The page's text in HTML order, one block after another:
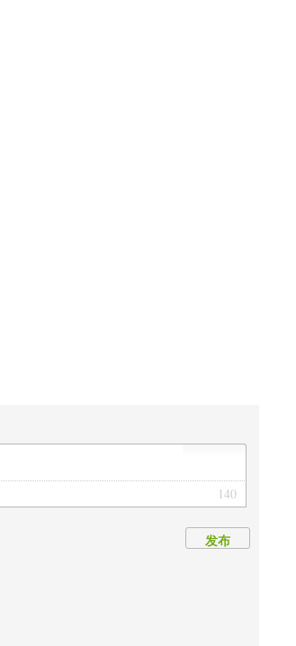
140
发布